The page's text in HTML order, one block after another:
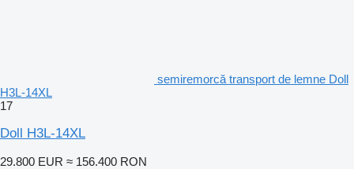
semiremorcă transport de lemne Doll
H3L-14XL
17
Doll H3L-14XL
29.800 EUR ≈ 156.400 RON